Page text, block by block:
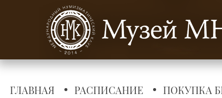
ГЛАВНАЯ РАСПИСАНИЕ ПОКУПКА